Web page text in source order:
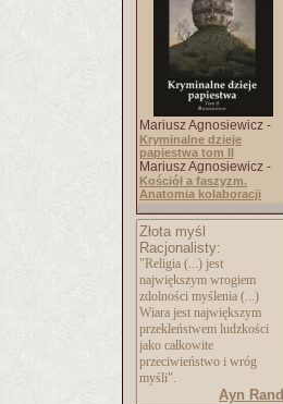
Mariusz Agnosiewicz -
Kryminalne dzieje
papiestwa tom II
Mariusz Agnosiewicz -
Kościół a faszyzm.
Anatomia kolaboracji
Złota myśl
Racjonalisty:
"Religia (...) jest
największym wrogiem
zdolności myślenia (...)
Wiara jest największym
przekleństwem ludzkości
jako całkowite
przeciwieństwo i wróg
myśli".
Ayn Rand